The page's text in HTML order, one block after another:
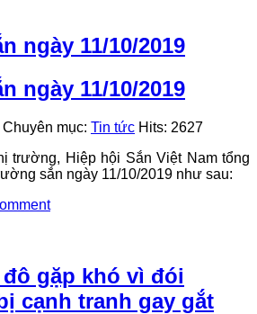
ngày 11/10/2019
ngày 11/10/2019
Chuyên mục: Tin tức Hits: 2627
trường, Hiệp hội Sắn Việt Nam tổng
sắn ngày 11/10/2019 như sau:
gặp khó vì đói
cạnh tranh gay gắt